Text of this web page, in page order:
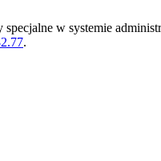
w systemie
.